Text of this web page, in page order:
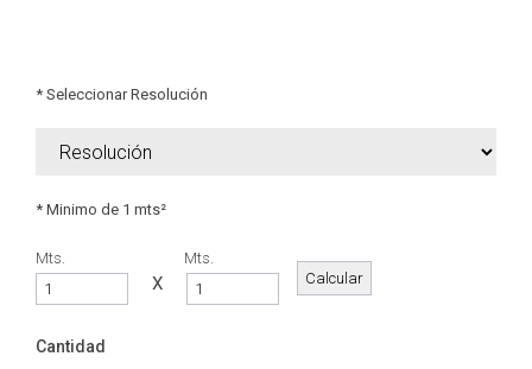
* Seleccionar Resolución
* Minimo de 1 mts²
Mts.
X
Mts.
Cantidad